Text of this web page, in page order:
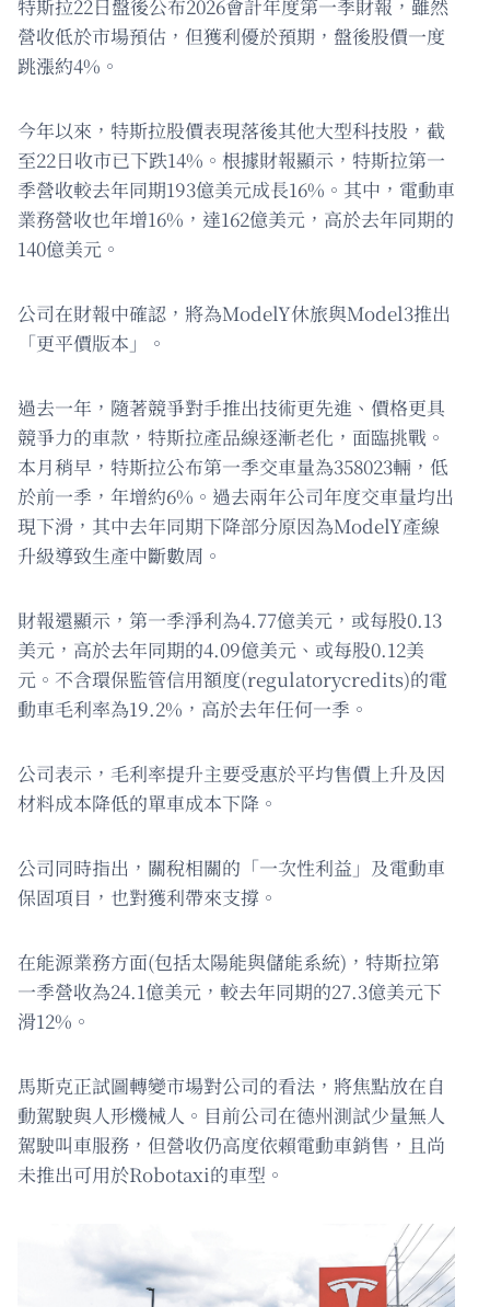
特斯拉22日盤後公布2026會計年度第一季財報，雖然
營收低於市場預估，但獲利優於預期，盤後股價一度
跳漲約4%。
今年以來，特斯拉股價表現落後其他大型科技股，截
至22日收市已下跌14%。根據財報顯示，特斯拉第一
季營收較去年同期193億美元成長16%。其中，電動車
業務營收也年增16%，達162億美元，高於去年同期的
140億美元。
公司在財報中確認，將為ModelY休旅與Model3推出
「更平價版本」。
過去一年，隨著競爭對手推出技術更先進、價格更具
競爭力的車款，特斯拉產品線逐漸老化，面臨挑戰。
本月稍早，特斯拉公布第一季交車量為358023輛，低
於前一季，年增約6%。過去兩年公司年度交車量均出
現下滑，其中去年同期下降部分原因為ModelY產線
升級導致生產中斷數周。
財報還顯示，第一季淨利為4.77億美元，或每股0.13
美元，高於去年同期的4.09億美元、或每股0.12美
元。不含環保監管信用額度(regulatorycredits)的電
動車毛利率為19.2%，高於去年任何一季。
公司表示，毛利率提升主要受惠於平均售價上升及因
材料成本降低的單車成本下降。
公司同時指出，關稅相關的「一次性利益」及電動車
保固項目，也對獲利帶來支撐。
在能源業務方面(包括太陽能與儲能系統)，特斯拉第
一季營收為24.1億美元，較去年同期的27.3億美元下
滑12%。
馬斯克正試圖轉變市場對公司的看法，將焦點放在自
動駕駛與人形機械人。目前公司在德州測試少量無人
駕駛叫車服務，但營收仍高度依賴電動車銷售，且尚
未推出可用於Robotaxi的車型。